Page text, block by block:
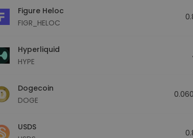
Figure Heloc
FIGR_HELOC
Hyperliquid
HYPE
Dogecoin
DOGE
USDS